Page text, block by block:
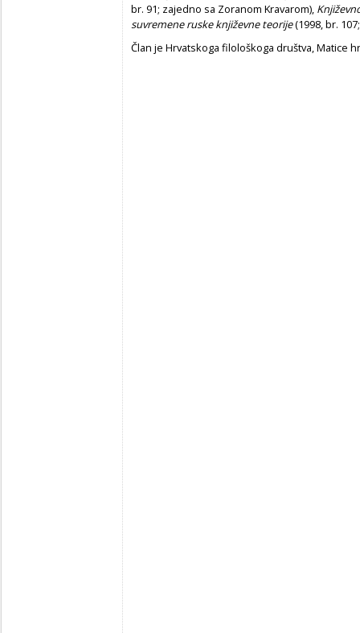
br. 91; zajedno sa Zoranom Kravarom),
suvremene ruske književne teo­rije(1998, br.
Član je Hrvatskoga filološkoga društva, Matice